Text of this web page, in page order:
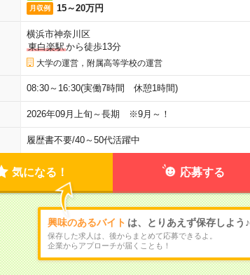
月収例 15～20万円
横浜市神奈川区
東白楽駅から徒歩13分
大学の運営，附属高等学校の運営
08:30～16:30(実働7時間 休憩1時間)
2026年09月上旬～長期 ※9月～！
履歴書不要/40～50代活躍中
気になる！ 応募する
興味のあるバイト は、とりあえず保存しよう♪
保存した求人は、後からまとめて応募できるよ。
企業からアプローチが届くことも！